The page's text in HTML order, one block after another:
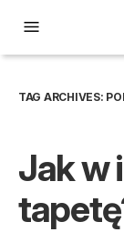
TAG ARCHIVES:
Jak w